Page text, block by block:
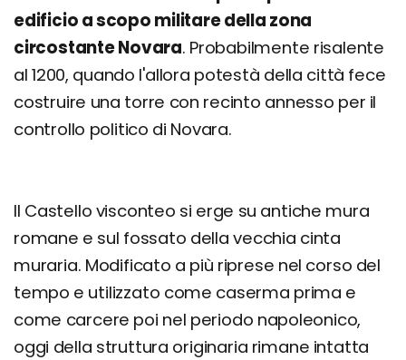
edificio a scopo militare della zona
circostante Novara. Probabilmente risalente
al 1200, quando l'allora potestà della città fece
costruire una torre con recinto annesso per il
controllo politico di Novara.
Il Castello visconteo si erge su antiche mura
romane e sul fossato della vecchia cinta
muraria. Modificato a più riprese nel corso del
tempo e utilizzato come caserma prima e
come carcere poi nel periodo napoleonico,
oggi della struttura originaria rimane intatta